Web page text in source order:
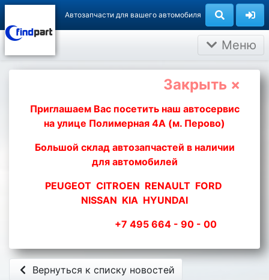
Автозапчасти для вашего автомобиля
Меню
Закрыть ×
Приглашаем Вас посетить наш автосервис
на улице Полимерная 4А (м. Перово)
Большой склад автозапчастей в наличии
для автомобилей
PEUGEOT CITROEN RENAULT FORD
NISSAN KIA HYUNDAI
+7 495 664 - 90 - 00
Вернуться к списку новостей